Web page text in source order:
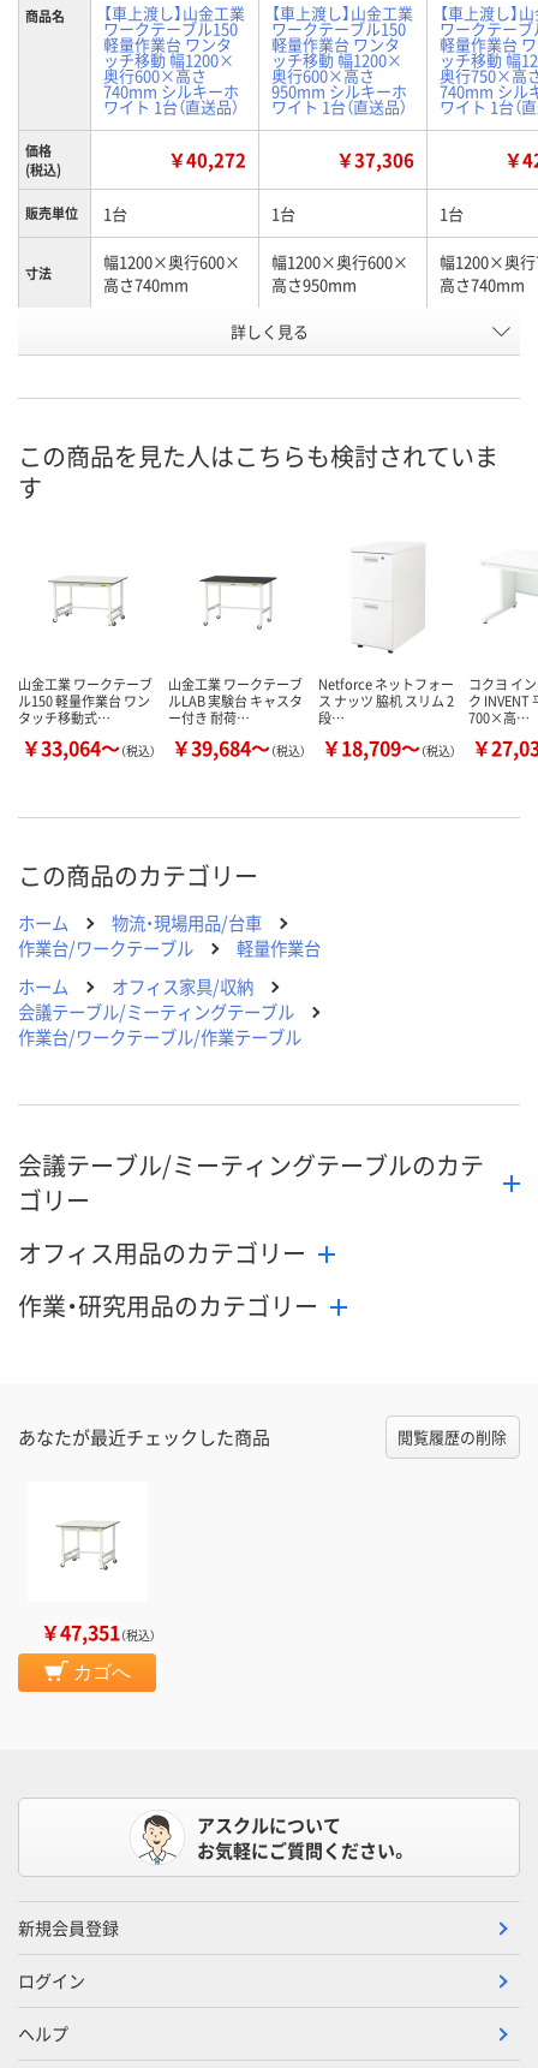
商品名 【車上渡し】山金工業
ワークテーブル150
軽量作業台 ワンタ
ッチ移動 幅1200×
奥行600×高さ
740mm シルキーホ
ワイト 1台（直送品）
【車上渡し】山金工業
ワークテーブル150
軽量作業台 ワンタ
ッチ移動 幅1200×
奥行600×高さ
950mm シルキーホ
ワイト 1台（直送品）
【車上渡し】
ワークテーブ
軽量作業台
ッチ移動 幅
奥行750×高
740mm シル
ワイト 1台（
価格
(税込)
￥40,272 ￥37,306 ￥
販売単位 1台 1台 1台
寸法
幅1200×奥行600×
高さ740mm
幅1200×奥行600×
高さ950mm
幅1200×奥
高さ740mm
X888755 X888722
8月25日（火）まで
カゴへ
詳しく見る
この商品を見た人はこちらも検討されていま
す
山金工業 ワークテーブ
ル150 軽量作業台 ワン
タッチ移動式…
￥33,064～（税込）
山金工業 ワークテーブ
ルLAB 実験台 キャスタ
ー付き 耐荷…
￥39,684～（税込）
Netforce ネットフォー
ス ナッツ 脇机 スリム 2
段…
￥18,709～（税込）
コクヨ イ
ク INVENT
700×高…
￥
この商品のカテゴリー
ホーム
物流・現場用品/台車
作業台/ワークテーブル
軽量作業台
ホーム
オフィス家具/収納
会議テーブル/ミーティングテーブル
作業台/ワークテーブル/作業テーブル
会議テーブル/ミーティングテーブルのカテ
ゴリー
オフィス用品のカテゴリー
作業・研究用品のカテゴリー
あなたが最近チェックした商品 閲覧履歴の削除
￥47,351（税込）
カゴへ
アスクルについて
お気軽にご質問ください。
新規会員登録
ログイン
ヘルプ